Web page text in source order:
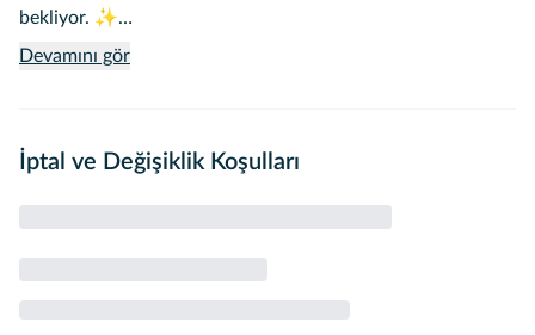
bekliyor. ✨
Arkadaş buluşmaları, doğum günleri, özel kutlamalar ya da
enerjisi yüksek bir ortam ile kendinizi film sahnesinde gibi
Devamını gör
İptal ve Değişiklik Koşulları